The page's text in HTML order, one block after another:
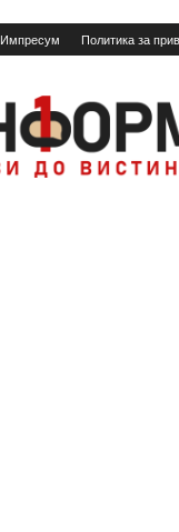
Импресум Политика за
Informa.mk